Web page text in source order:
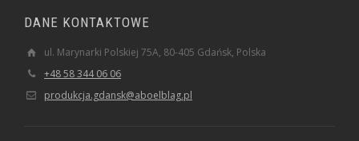
DANE KONTAKTOWE
ul. Marynarki Polskiej 75A, 80-405 Gdańsk, Polska
+48 58 344 06 06
produkcja.gdansk@aboelblag.pl